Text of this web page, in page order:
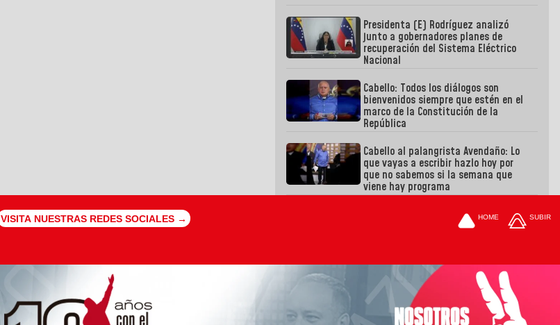
Presidenta (E) Rodríguez analizó
junto a gobernadores planes de
recuperación del Sistema Eléctrico
Nacional
Cabello: Todos los diálogos son
bienvenidos siempre que estén en el
marco de la Constitución de la
República
Cabello al palangrista Avendaño: Lo
que vayas a escribir hazlo hoy por
que no sabemos si la semana que
viene hay programa
VISITA NUESTRAS REDES SOCIALES → HOME SUBIR